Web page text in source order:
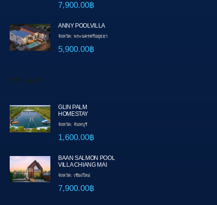
7,900.00฿
ANNY POOLVILLA
จังหวัด: พระนครศรีอยุธยา
5,900.00฿
ที่พักแนะนำ
GLIN PALM
HOMESTAY
จังหวัด: จันทบุรี
1,600.00฿
BAAN SALMON POOL
VILLA CHIANG MAI
จังหวัด: เชียงใหม่
7,900.00฿